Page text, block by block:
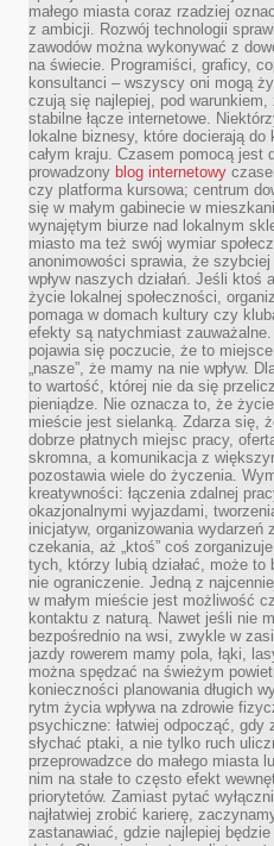
małego miasta coraz rzadziej
z ambicji. Rozwój technologii
zawodów można wykonywać z
na świecie. Programiści, graficy,
konsultanci – wszyscy oni mogą
czują się najlepiej, pod warunkiem,
stabilne łącze internetowe.
lokalne biznesy, które docierają do
całym kraju. Czasem pomocą jest
prowadzony blog internetowy
czy platforma kursowa; centrum
się w małym gabinecie w
wynajętym biurze nad lokalnym
miasto ma też swój wymiar
anonimowości sprawia, że
wpływ naszych działań. Jeśli ktoś
życie lokalnej społeczności,
pomaga w domach kultury czy
efekty są natychmiast
pojawia się poczucie, że to
„nasze”, że mamy na nie wpływ.
to wartość, której nie da się
pieniądze. Nie oznacza to, że życie
mieście jest sielanką. Zdarza się,
dobrze płatnych miejsc pracy,
skromna, a komunikacja z
pozostawia wiele do życzenia.
kreatywności: łączenia zdalnej
okazjonalnymi wyjazdami,
inicjatyw, organizowania wydarzeń
czekania, aż „ktoś” coś
tych, którzy lubią działać, może to
nie ograniczenie. Jedną z
w małym mieście jest możliwość
kontaktu z naturą. Nawet jeśli nie
bezpośrednio na wsi, zwykle w
jazdy rowerem mamy pola, łąki,
można spędzać na świeżym
konieczności planowania długich
rytm życia wpływa na zdrowie
psychiczne: łatwiej odpocząć, gdy
słychać ptaki, a nie tylko ruch
przeprowadzce do małego miasta
nim na stałe to często efekt
priorytetów. Zamiast pytać
najłatwiej zrobić karierę,
zastanawiać, gdzie najlepiej